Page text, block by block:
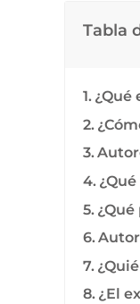
Tabla
¿Qué
¿El